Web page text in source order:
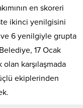
en skoreri
ikinci yenilgisini
ve 6 yenilgiyle grupta
17 Ocak
karşılaşmada
ekiplerinden